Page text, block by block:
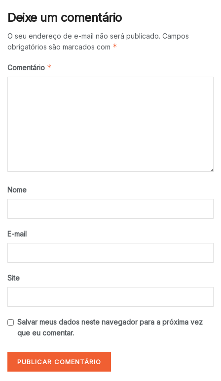
Deixe um comentário
O seu endereço de e-mail não será publicado. Campos
obrigatórios são marcados com *
Comentário *
Nome
E-mail
Site
Salvar meus dados neste navegador para a próxima vez
que eu comentar.